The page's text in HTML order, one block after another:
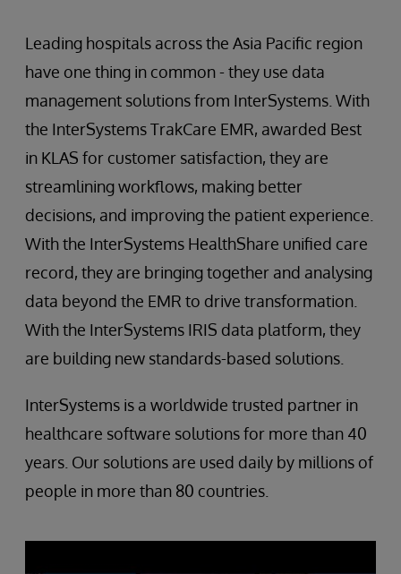
Leading hospitals across the Asia Pacific region
have one thing in common - they use data
management solutions from InterSystems. With
the InterSystems TrakCare EMR, awarded Best
in KLAS for customer satisfaction, they are
streamlining workflows, making better
decisions, and improving the patient experience.
With the InterSystems HealthShare unified care
record, they are bringing together and analysing
data beyond the EMR to drive transformation.
With the InterSystems IRIS data platform, they
are building new standards-based solutions.
InterSystems is a worldwide trusted partner in
healthcare software solutions for more than 40
years. Our solutions are used daily by millions of
people in more than 80 countries.